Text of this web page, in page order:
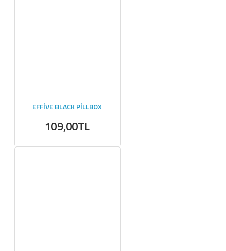
EFFİVE BLACK PİLLBOX
109,00TL